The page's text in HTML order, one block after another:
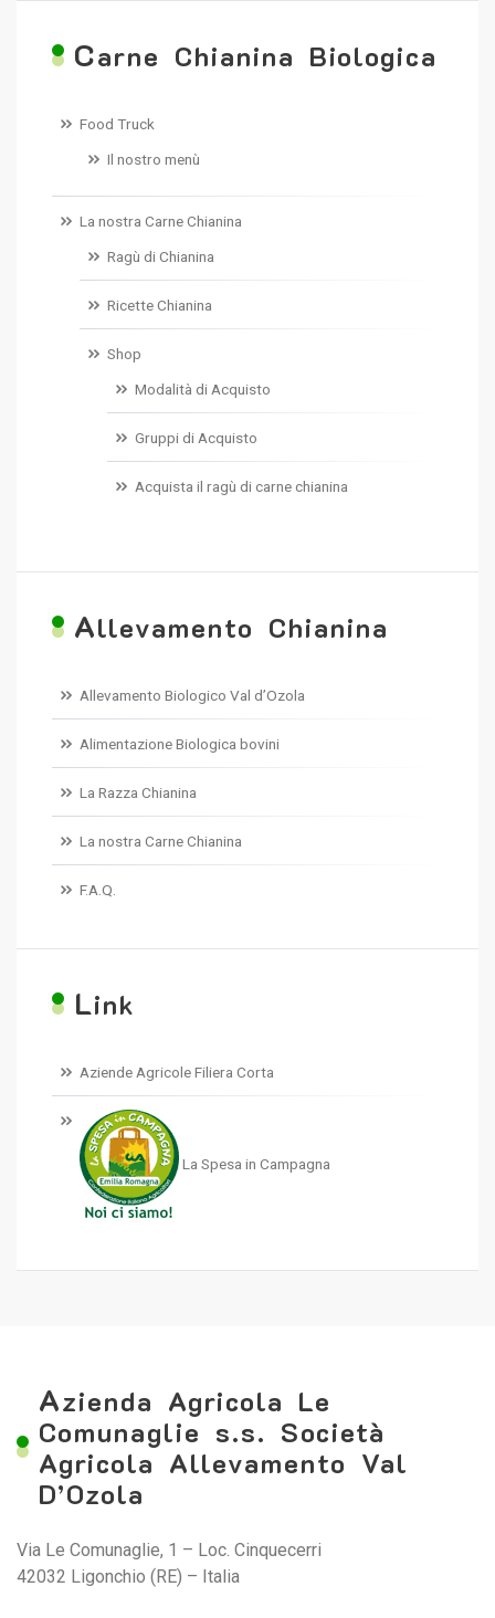
Carne Chianina Biologica
Food Truck
Il nostro menù
La nostra Carne Chianina
Ragù di Chianina
Ricette Chianina
Shop
Modalità di Acquisto
Gruppi di Acquisto
Acquista il ragù di carne chianina
Allevamento Chianina
Allevamento Biologico Val d’Ozola
Alimentazione Biologica bovini
La Razza Chianina
La nostra Carne Chianina
F.A.Q.
Link
Aziende Agricole Filiera Corta
La Spesa in Campagna
Azienda Agricola Le
Comunaglie s.s. Società
Agricola Allevamento Val
D’Ozola
Via Le Comunaglie, 1 – Loc. Cinquecerri
42032 Ligonchio (RE) – Italia